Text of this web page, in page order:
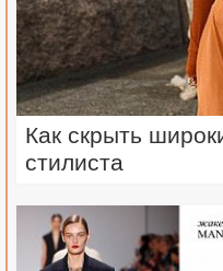
Как скрыть
стилиста